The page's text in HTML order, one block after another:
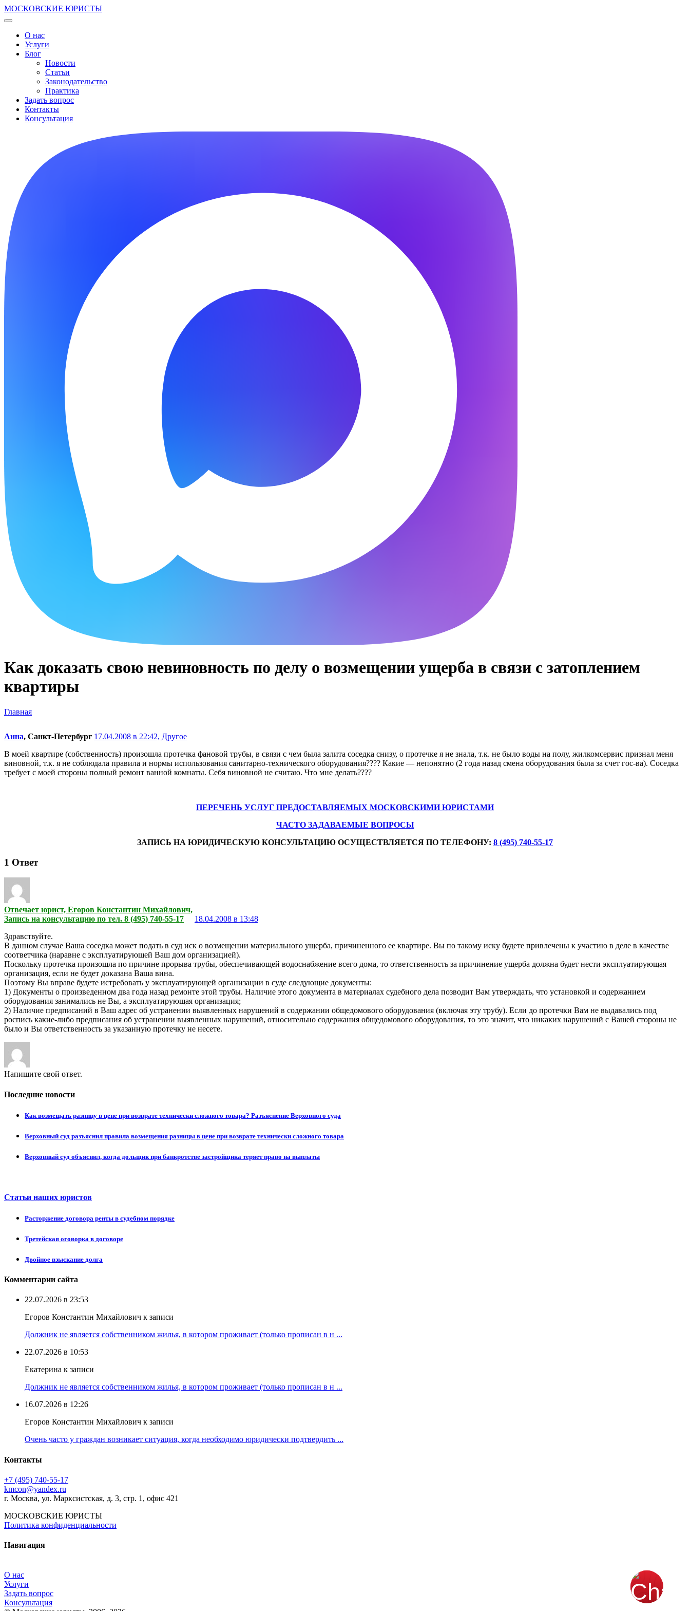
МОСКОВСКИЕ ЮРИСТЫ
О нас
Услуги
Блог
Новости
Статьи
Законодательство
Практика
Задать вопрос
Контакты
Консультация
Как доказать свою невиновность по делу о возмещении ущерба в связи с затоплением
квартиры
Главная
Анна, Санкт-Петербург 17.04.2008 в 22:42, Другое
В моей квартире (собственность) произошла протечка фановой трубы, в связи с чем была залита соседка снизу, о протечке я не знала, т.к. не было воды на полу, жилкомсервис признал меня
виновной, т.к. я не соблюдала правила и нормы использования санитарно-технического оборудования???? Какие — непонятно (2 года назад смена оборудования была за счет гос-ва). Соседка
требует с моей стороны полный ремонт ванной комнаты. Себя виновной не считаю. Что мне делать????
ПЕРЕЧЕНЬ УСЛУГ ПРЕДОСТАВЛЯЕМЫХ МОСКОВСКИМИ ЮРИСТАМИ
ЧАСТО ЗАДАВАЕМЫЕ ВОПРОСЫ
ЗАПИСЬ НА ЮРИДИЧЕСКУЮ КОНСУЛЬТАЦИЮ ОСУЩЕСТВЛЯЕТСЯ ПО ТЕЛЕФОНУ: 8 (495) 740-55-17
1 Ответ
Отвечает юрист, Егоров Константин Михайлович,
Запись на консультацию по тел. 8 (495) 740-55-17
18.04.2008 в 13:48
Здравствуйте.
В данном случае Ваша соседка может подать в суд иск о возмещении материального ущерба, причиненного ее квартире. Вы по такому иску будете привлечены к участию в деле в качестве
соответчика (наравне с эксплуатирующей Ваш дом организацией).
Поскольку протечка произошла по причине прорыва трубы, обеспечивающей водоснабжение всего дома, то ответственность за причинение ущерба должна будет нести эксплуатирующая
организация, если не будет доказана Ваша вина.
Поэтому Вы вправе будете истребовать у эксплуатирующей организации в суде следующие документы:
1) Документы о произведенном два года назад ремонте этой трубы. Наличие этого документа в материалах судебного дела позводит Вам утверждать, что установкой и содержанием
оборудования занимались не Вы, а эксплуатирующая организация;
2) Наличие предписаний в Ваш адрес об устранении выявленных нарушений в содержании общедомового оборудования (включая эту трубу). Если до протечки Вам не выдавались под
роспись какие-либо предписания об устранении выявленных нарушений, относительно содержания общедомового оборудования, то это значит, что никаких нарушений с Вашей стороны не
было и Вы ответственность за указанную протечку не несете.
Напишите свой ответ.
Последние новости
Как возмещать разницу в цене при возврате технически сложного товара? Разъяснение Верховного суда
Верховный суд разъяснил правила возмещения разницы в цене при возврате технически сложного товара
Верховный суд объяснил, когда дольщик при банкротстве застройщика теряет право на выплаты
Статьи наших юристов
Расторжение договора ренты в судебном порядке
Третейская оговорка в договоре
Двойное взыскание долга
Комментарии сайта
22.07.2026 в 23:53
Егоров Константин Михайлович к записи
Должник не является собственником жилья, в котором проживает (только прописан в н ...
22.07.2026 в 10:53
Екатерина к записи
Должник не является собственником жилья, в котором проживает (только прописан в н ...
16.07.2026 в 12:26
Егоров Константин Михайлович к записи
Очень часто у граждан возникает ситуация, когда необходимо юридически подтвердить ...
Контакты
+7 (495) 740‑55‑17
kmcon@yandex.ru
г. Москва, ул. Марксистская, д. 3, стр. 1, офис 421
МОСКОВСКИЕ ЮРИСТЫ
Политика конфиденциальности
Навигация
О нас
Услуги
Задать вопрос
Консультация